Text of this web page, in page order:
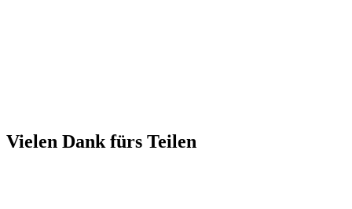
Vielen Dank fürs Teilen